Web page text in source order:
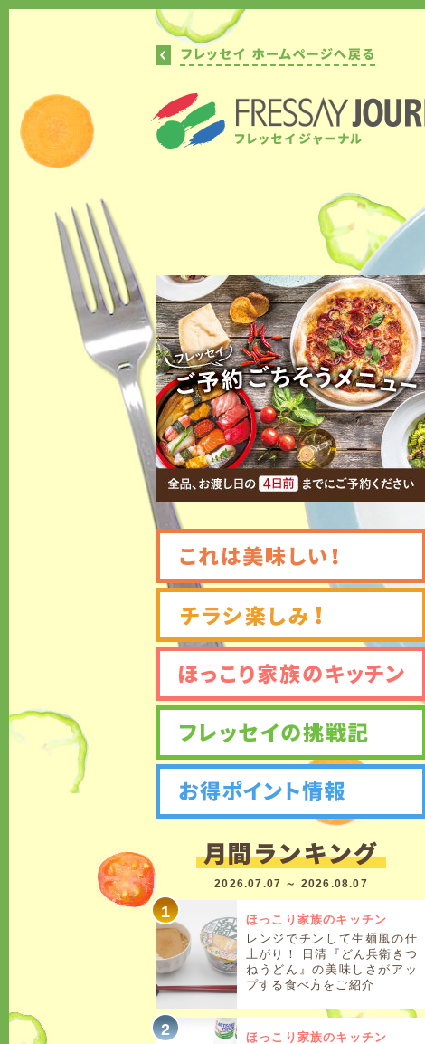
2026.07.07 ～ 2026.08.07
ほっこり家族のキッチン
レンジでチンして生麺風の仕
上がり！ 日清『どん兵衛きつ
ねうどん』の美味しさがアッ
プする食べ方をご紹介
ほっこり家族のキッチン